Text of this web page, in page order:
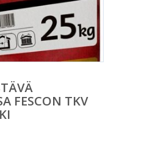
FESCON TKV